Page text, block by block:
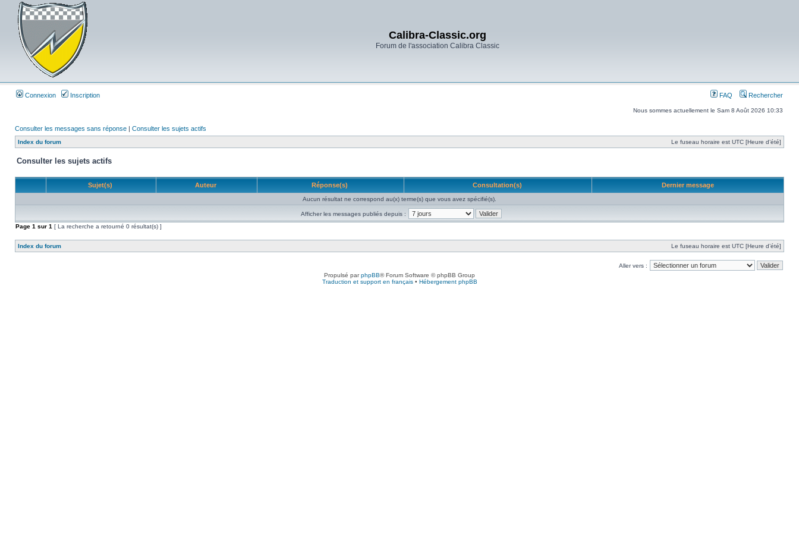
Calibra-Classic.org
Forum de l'association Calibra Classic
Connexion Inscription FAQ Rechercher
Nous sommes actuellement le Sam 8 Août 2026 10:33
Consulter les messages sans réponse | Consulter les sujets actifs
Index du forum Le fuseau horaire est UTC [Heure d’été]
Consulter les sujets actifs
Sujet(s) Auteur Réponse(s) Consultation(s) Dernier message
Aucun résultat ne correspond au(x) terme(s) que vous avez spécifié(s).
Afficher les messages publiés depuis :
Page 1 sur 1 [ La recherche a retourné 0 résultat(s) ]
Index du forum Le fuseau horaire est UTC [Heure d’été]
Aller vers :
Propulsé parphpBB® Forum Software © phpBB Group
Traduction et support en français• Hébergement phpBB